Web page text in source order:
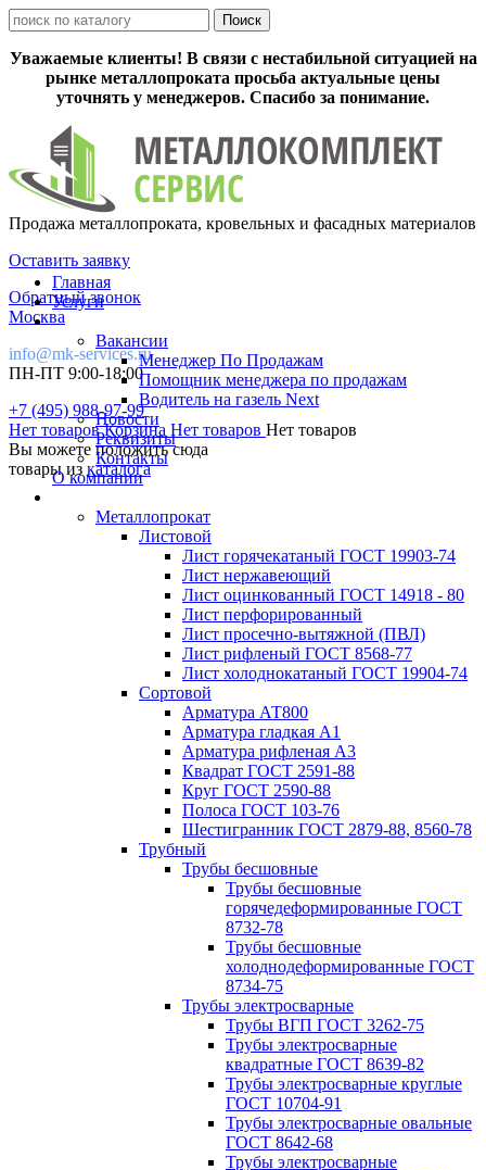
Уважаемые клиенты! В связи с нестабильной ситуацией на
рынке металлопроката просьба актуальные цены
уточнять у менеджеров. Спасибо за понимание.
Продажа металлопроката, кровельных и фасадных материалов
Оставить заявку
Обратный звонок
Москва
info@mk-services.ru
ПН-ПТ 9:00-18:00
+7 (495) 988-97-99
Нет товаровКорзина Нет товаров Нет товаров
Вы можете положить сюда
товары из каталога
Главная
Услуги
Вакансии
Менеджер По Продажам
Помощник менеджера по продажам
Водитель на газель Next
Новости
Реквизиты
Контакты
О компании
Металлопрокат
Листовой
Лист горячекатаный ГОСТ 19903-74
Лист нержавеющий
Лист оцинкованный ГОСТ 14918 - 80
Лист перфорированный
Лист просечно-вытяжной (ПВЛ)
Лист рифленый ГОСТ 8568-77
Лист холоднокатаный ГОСТ 19904-74
Сортовой
Арматура АТ800
Арматура гладкая А1
Арматура рифленая А3
Квадрат ГОСТ 2591-88
Круг ГОСТ 2590-88
Полоса ГОСТ 103-76
Шестигранник ГОСТ 2879-88, 8560-78
Трубный
Трубы бесшовные
Трубы бесшовные
горячедеформированные ГОСТ
8732-78
Трубы бесшовные
холоднодеформированные ГОСТ
8734-75
Трубы электросварные
Трубы ВГП ГОСТ 3262-75
Трубы электросварные
квадратные ГОСТ 8639-82
Трубы электросварные круглые
ГОСТ 10704-91
Трубы электросварные овальные
ГОСТ 8642-68
Трубы электросварные